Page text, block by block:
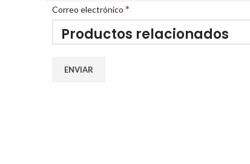
Correo electrónico *
Productos relacionados